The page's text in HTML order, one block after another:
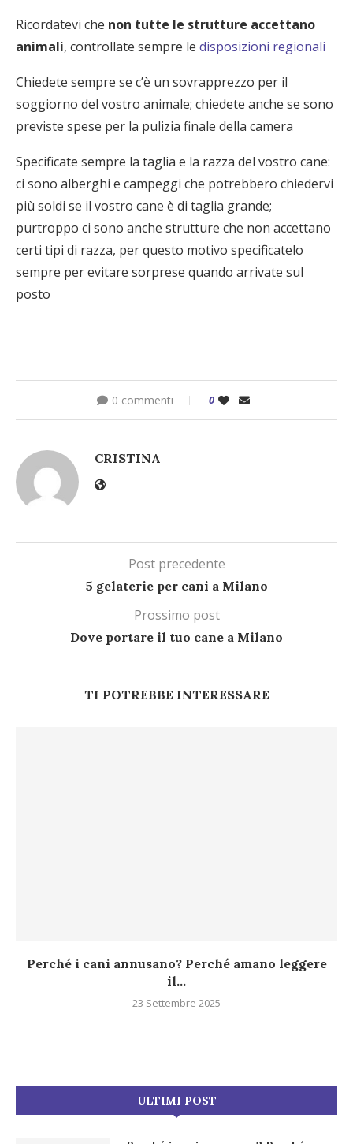
Ricordatevi che non tutte le strutture accettano
animali, controllate sempre le disposizioni regionali
Chiedete sempre se c’è un sovrapprezzo per il
soggiorno del vostro animale; chiedete anche se sono
previste spese per la pulizia finale della camera
Specificate sempre la taglia e la razza del vostro cane:
ci sono alberghi e campeggi che potrebbero chiedervi
più soldi se il vostro cane è di taglia grande;
purtroppo ci sono anche strutture che non accettano
certi tipi di razza, per questo motivo specificatelo
sempre per evitare sorprese quando arrivate sul
posto
0 commenti 0
CRISTINA
Post precedente
5 gelaterie per cani a Milano
Prossimo post
Dove portare il tuo cane a Milano
TI POTREBBE INTERESSARE
Perché i cani annusano? Perché amano leggere
il...
23 Settembre 2025
ULTIMI POST